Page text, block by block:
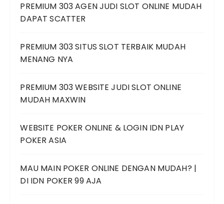
PREMIUM 303 AGEN JUDI SLOT ONLINE MUDAH
DAPAT SCATTER
PREMIUM 303 SITUS SLOT TERBAIK MUDAH
MENANG NYA
PREMIUM 303 WEBSITE JUDI SLOT ONLINE
MUDAH MAXWIN
WEBSITE POKER ONLINE & LOGIN IDN PLAY
POKER ASIA
MAU MAIN POKER ONLINE DENGAN MUDAH? |
DI IDN POKER 99 AJA